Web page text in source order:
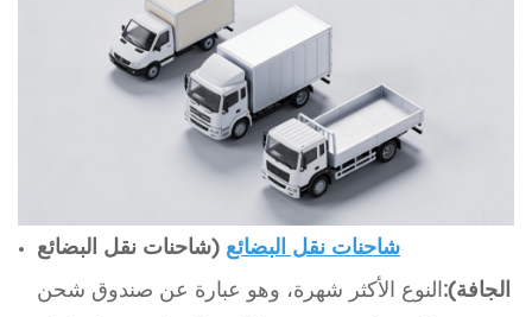
شاحنات نقل البضائع (شاحنات نقل البضائع
الجافة):النوع الأكثر شهرة، وهو عبارة عن صندوق شحن